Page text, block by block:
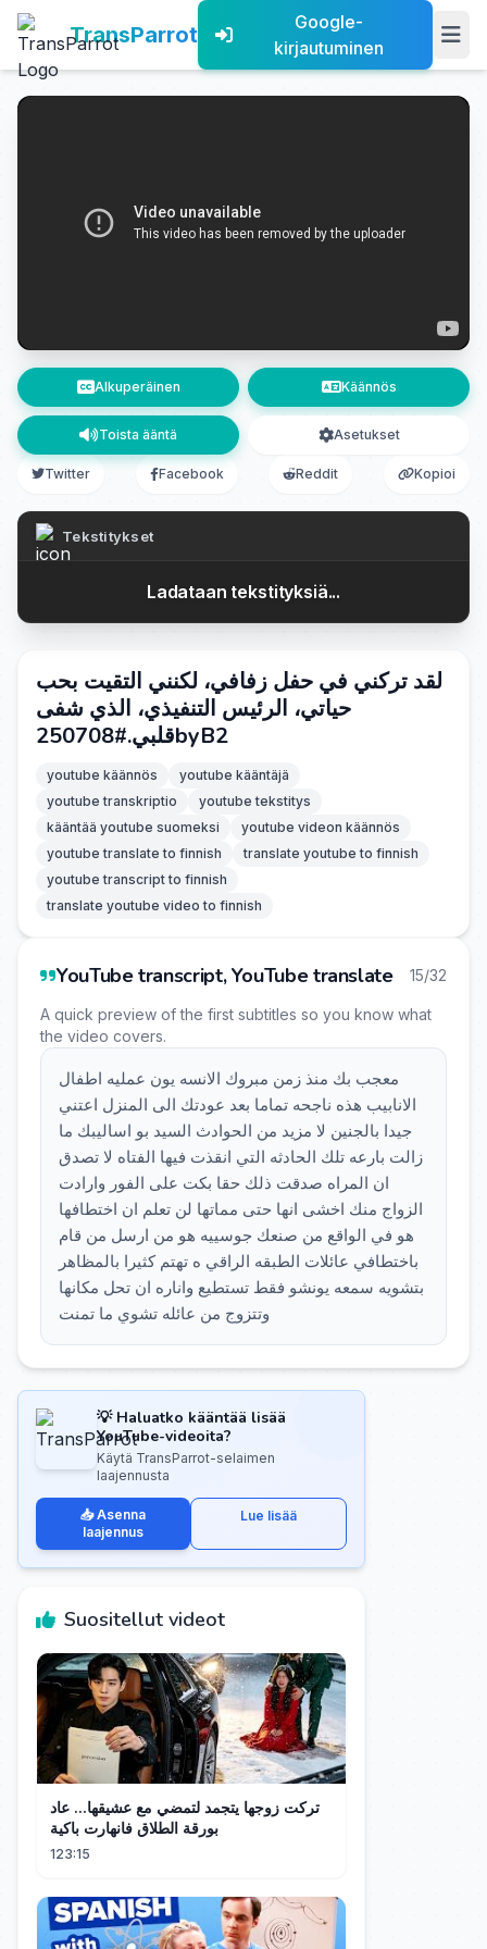
TransParrot
Google-
kirjautuminen
Alkuperäinen Käännös
Toista ääntä Asetukset
Twitter Facebook Reddit Kopioi
Tekstitykset
Ladataan tekstityksiä...
لقد تركني في حفل زفافي، لكنني التقيت بحب
حياتي، الرئيس التنفيذي، الذي شفى
قلبي.#250708byB2
youtube käännös
youtube kääntäjä
youtube transkriptio
youtube tekstitys
kääntää youtube suomeksi
youtube videon käännös
youtube translate to finnish
translate youtube to finnish
youtube transcript to finnish
translate youtube video to finnish
YouTube transcript, YouTube translate 15/32
A quick preview of the first subtitles so you know what
the video covers.
معجب بك منذ زمن مبروك الانسه يون عمليه اطفال
الانابيب هذه ناجحه تماما بعد عودتك الى المنزل اعتني
جيدا بالجنين لا مزيد من الحوادث السيد بو اساليبك ما
زالت بارعه تلك الحادثه التي انقذت فيها الفتاه لا تصدق
ان المراه صدقت ذلك حقا بكت على الفور وارادت
الزواج منك اخشى انها حتى مماتها لن تعلم ان اختطافها
هو في الواقع من صنعك جوسييه هو من ارسل من قام
باختطافي عائلات الطبقه الراقي ه تهتم كثيرا بالمظاهر
بتشويه سمعه يونشو فقط تستطيع واناره ان تحل مكانها
وتتزوج من عائله تشوي ما تمنت
💡 Haluatko kääntää lisää
YouTube-videoita?
Käytä TransParrot-selaimen
laajennusta
📥 Asenna
laajennus
Lue lisää
Suositellut videot
تركت زوجها يتجمد لتمضي مع عشيقها... عاد
بورقة الطلاق فانهارت باكية
123:15